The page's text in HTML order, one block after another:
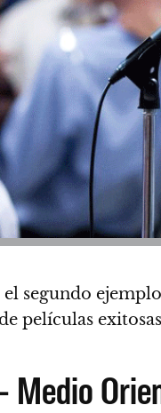
el segundo
películas
Medio